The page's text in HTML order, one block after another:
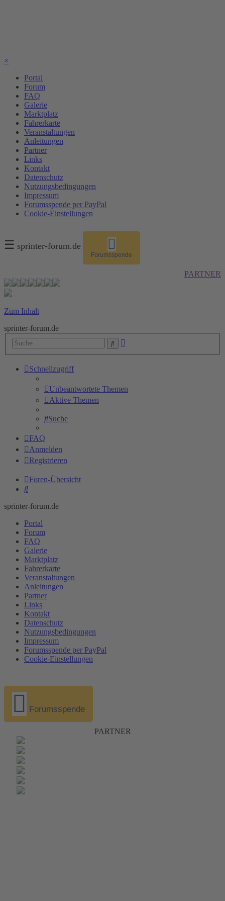
×
Portal
Forum
FAQ
Galerie
Marktplatz
Fahrerkarte
Veranstaltungen
Anleitungen
Partner
Links
Kontakt
Datenschutz
Nutzungsbedingungen
Impressum
Forumsspende per PayPal
Cookie-Einstellungen
☰ sprinter-forum.de
Forumsspende
PARTNER
Zum Inhalt
sprinter-forum.de
Suche
Schnellzugriff
Unbeantwortete Themen
Aktive Themen
Suche
FAQ
Anmelden
Registrieren
Foren-Übersicht
Suche
sprinter-forum.de
Portal
Forum
FAQ
Galerie
Marktplatz
Fahrerkarte
Veranstaltungen
Anleitungen
Partner
Links
Kontakt
Datenschutz
Nutzungsbedingungen
Impressum
Forumsspende per PayPal
Cookie-Einstellungen
Forumsspende
PARTNER